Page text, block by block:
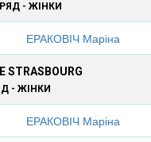
- ЖІНКИ
ЕРАКОВІЧ Маріна
STRASBOURG
- ЖІНКИ
ЕРАКОВІЧ Маріна